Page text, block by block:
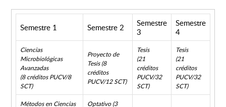
Semestre 1 Semestre 2
Semestre
3
Semestre
4
Ciencias
Microbiológicas
Avanzadas
(8 créditos PUCV/8
SCT)
Proyecto de
Tesis (8
créditos
PUCV/12 SCT)
Tesis
(21
créditos
PUCV/32
SCT)
Tesis
(21
créditos
PUCV/32
SCT)
Métodos en Ciencias
Optativo (3